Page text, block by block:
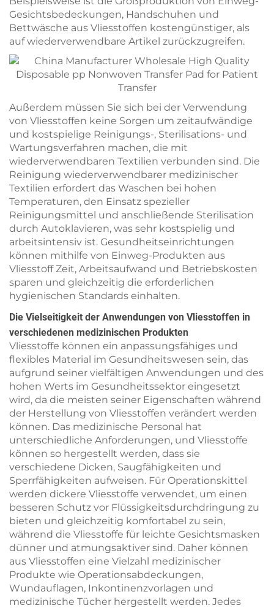
Gesichtsbedeckungen, Handschuhen und
Bettwäsche aus Vliesstoffen kostengünstiger, als
auf wiederverwendbare Artikel zurückzugreifen.
Außerdem müssen Sie sich bei der Verwendung
von Vliesstoffen keine Sorgen um zeitaufwändige
und kostspielige Reinigungs-, Sterilisations- und
Wartungsverfahren machen, die mit
wiederverwendbaren Textilien verbunden sind. Die
Reinigung wiederverwendbarer medizinischer
Textilien erfordert das Waschen bei hohen
Temperaturen, den Einsatz spezieller
Reinigungsmittel und anschließende Sterilisation
durch Autoklavieren, was sehr kostspielig und
arbeitsintensiv ist. Gesundheitseinrichtungen
können mithilfe von Einweg-Produkten aus
Vliesstoff Zeit, Arbeitsaufwand und Betriebskosten
sparen und gleichzeitig die erforderlichen
hygienischen Standards einhalten.
Die Vielseitigkeit der Anwendungen von Vliesstoffen in
verschiedenen medizinischen Produkten
Vliesstoffe können ein anpassungsfähiges und
flexibles Material im Gesundheitswesen sein, das
aufgrund seiner vielfältigen Anwendungen und des
hohen Werts im Gesundheitssektor eingesetzt
wird, da die meisten seiner Eigenschaften während
der Herstellung von Vliesstoffen verändert werden
können. Das medizinische Personal hat
unterschiedliche Anforderungen, und Vliesstoffe
können so hergestellt werden, dass sie
verschiedene Dicken, Saugfähigkeiten und
Sperrfähigkeiten aufweisen. Für Operationskittel
werden dickere Vliesstoffe verwendet, um einen
besseren Schutz vor Flüssigkeitsdurchdringung zu
bieten und gleichzeitig komfortabel zu sein,
während die Vliesstoffe für leichte Gesichtsmasken
dünner und atmungsaktiver sind. Daher können
aus Vliesstoffen eine Vielzahl medizinischer
Produkte wie Operationsabdeckungen,
Wundauflagen, Inkontinenzvorlagen und
medizinische Tücher hergestellt werden. Jedes